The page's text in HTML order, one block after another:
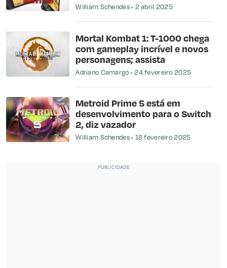
William Schendes 2 abril 2025
Mortal Kombat 1: T-1000 chega
com gameplay incrível e novos
personagens; assista
Adriano Camargo 24 fevereiro 2025
Metroid Prime 5 está em
desenvolvimento para o Switch
2, diz vazador
William Schendes 18 fevereiro 2025